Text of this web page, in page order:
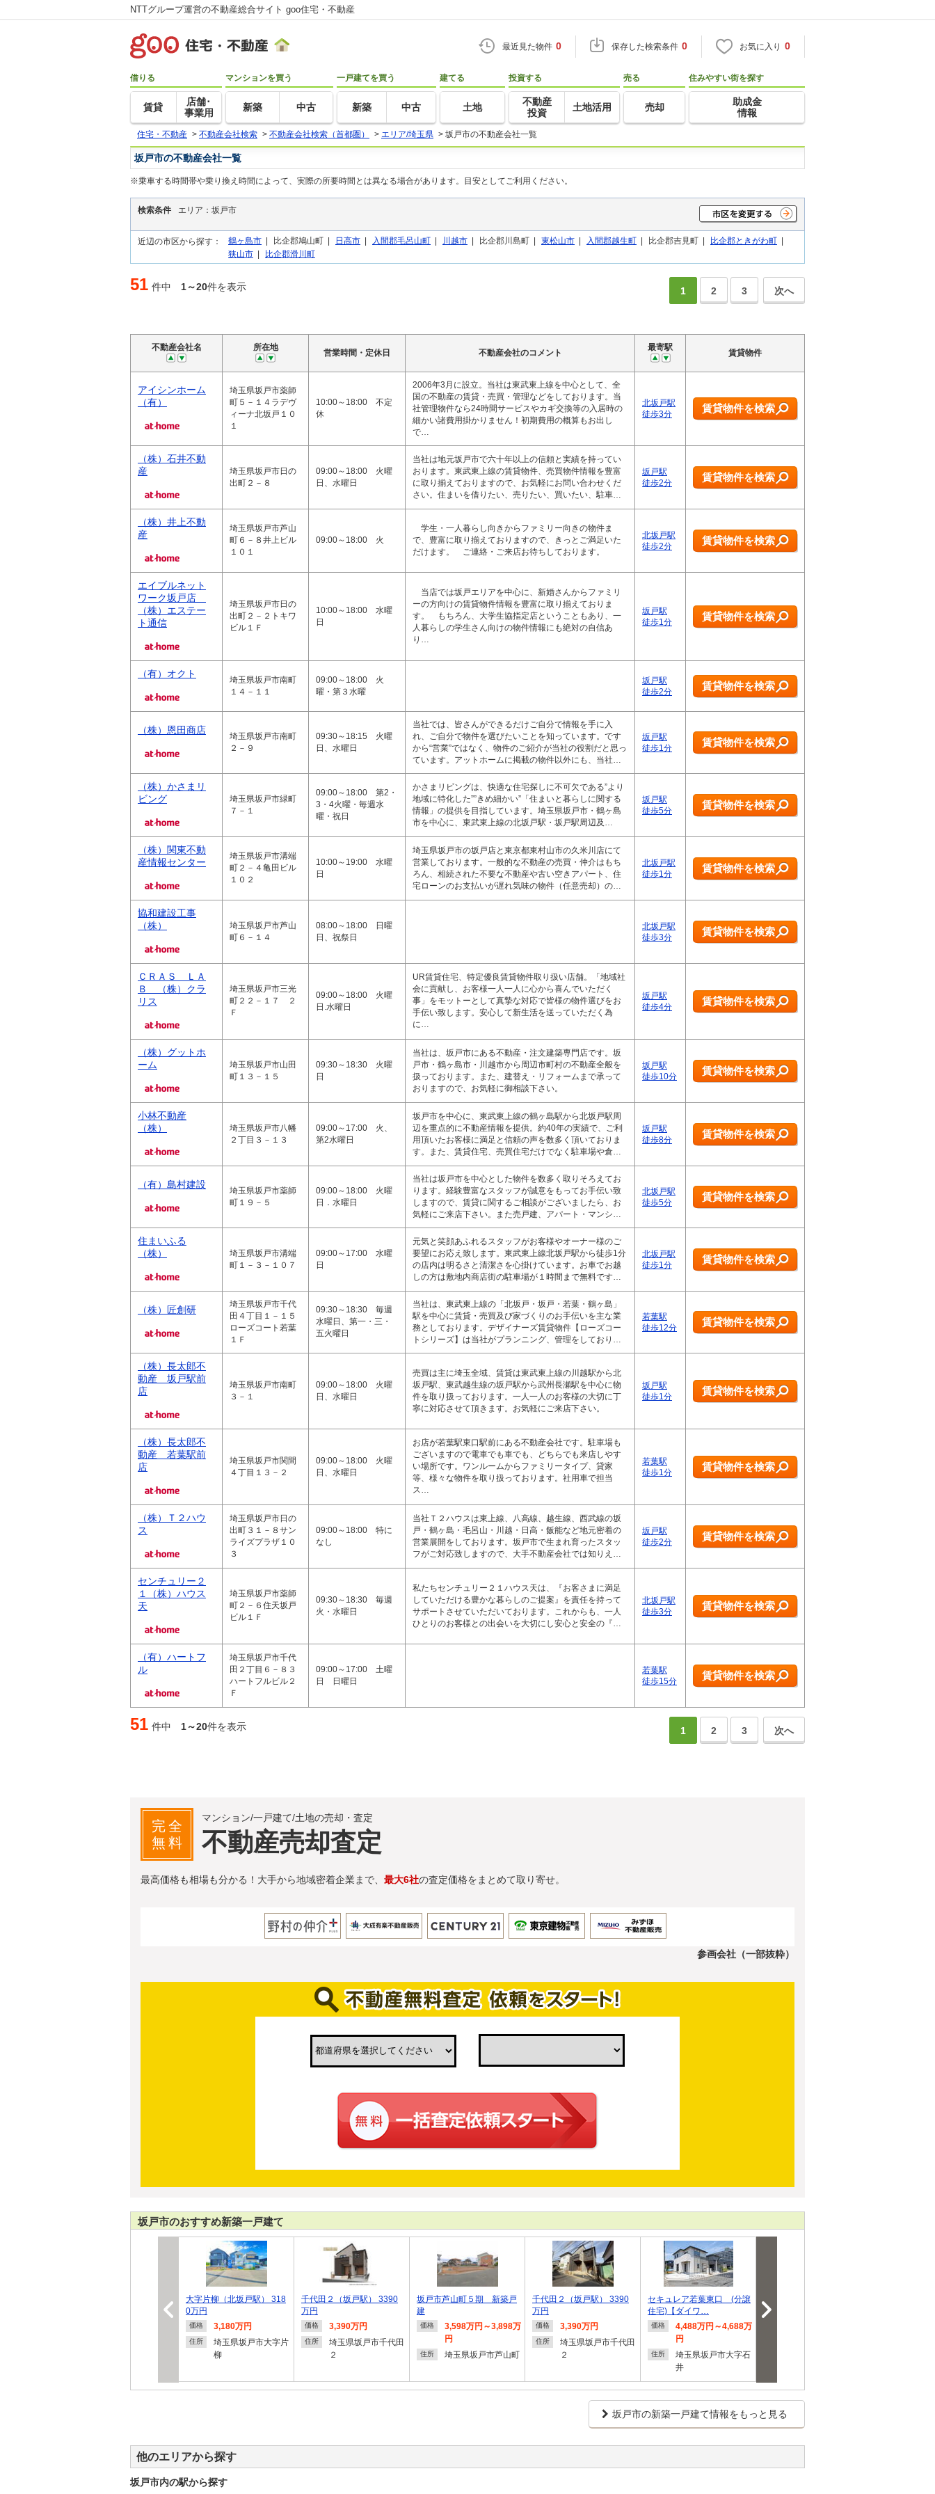
NTTグループ運営の不動産総合サイト goo住宅・不動産
最近見た物件 0 保存した検索条件 0 お気に入り 0
借りる
賃貸
店舗･
事業用
マンションを買う
新築 中古
一戸建てを買う
新築 中古
建てる
土地
投資する
不動産
投資
土地活用
売る
売却
住みやすい街を探す
助成金
情報
住宅・不動産 > 不動産会社検索 > 不動産会社検索（首都圏） > エリア/埼玉県 > 坂戸市の不動産会社一覧
坂戸市の不動産会社一覧
※乗車する時間帯や乗り換え時間によって、実際の所要時間とは異なる場合があります。目安としてご利用ください。
検索条件 エリア：坂戸市
近辺の市区から探す： 鶴ヶ島市 | 比企郡鳩山町 | 日高市 | 入間郡毛呂山町 | 川越市 | 比企郡川島町 | 東松山市 | 入間郡越生町 | 比企郡吉見町 | 比企郡ときがわ町 |
狭山市 | 比企郡滑川町
51 件中 1～20件を表示 1 2 3 次へ
不動産会社名 所在地
営業時間・定休日 不動産会社のコメント
最寄駅
賃貸物件
アイシンホーム
（有）
埼玉県坂戸市薬師
町５－１４ラデヴ
ィーナ北坂戸１０
１
10:00～18:00 不定
休
2006年3月に設立。当社は東武東上線を中心として、全
国の不動産の賃貸・売買・管理などをしております。当
社管理物件なら24時間サービスやカギ交換等の入居時の
細かい諸費用掛かりません！初期費用の概算もお出し
で…
北坂戸駅
徒歩3分
賃貸物件を検索
（株）石井不動
産
埼玉県坂戸市日の
出町２－８
09:00～18:00 火曜
日、水曜日
当社は地元坂戸市で六十年以上の信頼と実績を持ってい
おります。東武東上線の賃貸物件、売買物件情報を豊富
に取り揃えておりますので、お気軽にお問い合わせくだ
さい。住まいを借りたい、売りたい、買いたい、駐車…
坂戸駅
徒歩2分
賃貸物件を検索
（株）井上不動
産
埼玉県坂戸市芦山
町６－８井上ビル
１０１
09:00～18:00 火
学生・一人暮らし向きからファミリー向きの物件ま
で、豊富に取り揃えておりますので、きっとご満足いた
だけます。 ご連絡・ご来店お待ちしております。
北坂戸駅
徒歩2分
賃貸物件を検索
エイブルネット
ワーク坂戸店
（株）エステー
ト通信
埼玉県坂戸市日の
出町２－２トキワ
ビル１Ｆ
10:00～18:00 水曜
日
当店では坂戸エリアを中心に、新婚さんからファミリ
ーの方向けの賃貸物件情報を豊富に取り揃えておりま
す。 もちろん、大学生協指定店ということもあり、一
人暮らしの学生さん向けの物件情報にも絶対の自信あ
り…
坂戸駅
徒歩1分
賃貸物件を検索
（有）オクト
埼玉県坂戸市南町
１４－１１
09:00～18:00 火
曜・第３水曜
坂戸駅
徒歩2分
賃貸物件を検索
（株）恩田商店
埼玉県坂戸市南町
２－９
09:30～18:15 火曜
日、水曜日
当社では、皆さんができるだけご自分で情報を手に入
れ、ご自分で物件を選びたいことを知っています。です
から“営業”ではなく、物件のご紹介が当社の役割だと思っ
ています。アットホームに掲載の物件以外にも、当社…
坂戸駅
徒歩1分
賃貸物件を検索
（株）かさまリ
ビング
埼玉県坂戸市緑町
７－１
09:00～18:00 第2・
3・4火曜・毎週水
曜・祝日
かさまリビングは、快適な住宅探しに不可欠である”より
地域に特化した””きめ細かい”「住まいと暮らしに関する
情報」の提供を目指しています。埼玉県坂戸市・鶴ヶ島
市を中心に、東武東上線の北坂戸駅・坂戸駅周辺及…
坂戸駅
徒歩5分
賃貸物件を検索
（株）関東不動
産情報センター
埼玉県坂戸市溝端
町２－４亀田ビル
１０２
10:00～19:00 水曜
日
埼玉県坂戸市の坂戸店と東京都東村山市の久米川店にて
営業しております。一般的な不動産の売買・仲介はもち
ろん、相続された不要な不動産や古い空きアパート、住
宅ローンのお支払いが遅れ気味の物件（任意売却）の…
北坂戸駅
徒歩1分
賃貸物件を検索
協和建設工事
（株）
埼玉県坂戸市芦山
町６－１４
08:00～18:00 日曜
日、祝祭日
北坂戸駅
徒歩3分
賃貸物件を検索
ＣＲＡＳ ＬＡ
Ｂ （株）クラ
リス
埼玉県坂戸市三光
町２２－１７ ２
Ｆ
09:00～18:00 火曜
日.水曜日
UR賃貸住宅、特定優良賃貸物件取り扱い店舗。「地域社
会に貢献し、お客様一人一人に心から喜んでいただく
事」をモットーとして真摯な対応で皆様の物件選びをお
手伝い致します。安心して新生活を送っていただく為
に…
坂戸駅
徒歩4分
賃貸物件を検索
（株）グットホ
ーム
埼玉県坂戸市山田
町１３－１５
09:30～18:30 火曜
日
当社は、坂戸市にある不動産・注文建築専門店です。坂
戸市・鶴ヶ島市・川越市から周辺市町村の不動産全般を
扱っております。また、建替え・リフォームまで承って
おりますので、お気軽に御相談下さい。
坂戸駅
徒歩10分
賃貸物件を検索
小林不動産
（株）
埼玉県坂戸市八幡
２丁目３－１３
09:00～17:00 火、
第2水曜日
坂戸市を中心に、東武東上線の鶴ヶ島駅から北坂戸駅周
辺を重点的に不動産情報を提供。約40年の実績で、ご利
用頂いたお客様に満足と信頼の声を数多く頂いておりま
す。また、賃貸住宅、売買住宅だけでなく駐車場や倉…
坂戸駅
徒歩8分
賃貸物件を検索
（有）島村建設
埼玉県坂戸市薬師
町１９－５
09:00～18:00 火曜
日．水曜日
当社は坂戸市を中心とした物件を数多く取りそろえてお
ります。経験豊富なスタッフが誠意をもってお手伝い致
しますので、賃貸に関するご相談がございましたら、お
気軽にご来店下さい。また売戸建、アパート・マンシ…
北坂戸駅
徒歩5分
賃貸物件を検索
住まいふる
（株）
埼玉県坂戸市溝端
町１－３－１０７
09:00～17:00 水曜
日
元気と笑顔あふれるスタッフがお客様やオーナー様のご
要望にお応え致します。東武東上線北坂戸駅から徒歩1分
の店内は明るさと清潔さを心掛けています。お車でお越
しの方は敷地内商店街の駐車場が１時間まで無料です…
北坂戸駅
徒歩1分
賃貸物件を検索
（株）匠創研
埼玉県坂戸市千代
田４丁目１－１５
ローズコート若葉
１Ｆ
09:30～18:30 毎週
水曜日、第一・三・
五火曜日
当社は、東武東上線の「北坂戸・坂戸・若葉・鶴ヶ島」
駅を中心に賃貸・売買及び家づくりのお手伝いを主な業
務としております。デザイナーズ賃貸物件【ローズコー
トシリーズ】は当社がプランニング、管理をしており…
若葉駅
徒歩12分
賃貸物件を検索
（株）長太郎不
動産 坂戸駅前
店
埼玉県坂戸市南町
３－１
09:00～18:00 火曜
日、水曜日
売買は主に埼玉全域、賃貸は東武東上線の川越駅から北
坂戸駅、東武越生線の坂戸駅から武州長瀬駅を中心に物
件を取り扱っております。一人一人のお客様の大切に丁
寧に対応させて頂きます。お気軽にご来店下さい。
坂戸駅
徒歩1分
賃貸物件を検索
（株）長太郎不
動産 若葉駅前
店
埼玉県坂戸市関間
４丁目１３－２
09:00～18:00 火曜
日、水曜日
お店が若葉駅東口駅前にある不動産会社です。駐車場も
ございますので電車でも車でも、どちらでも来店しやす
い場所です。ワンルームからファミリータイプ、貸家
等、様々な物件を取り扱っております。社用車で担当
ス…
若葉駅
徒歩1分
賃貸物件を検索
（株）Ｔ２ハウ
ス
埼玉県坂戸市日の
出町３１－８サン
ライズプラザ１０
３
09:00～18:00 特に
なし
当社Ｔ２ハウスは東上線、八高線、越生線、西武線の坂
戸・鶴ヶ島・毛呂山・川越・日高・飯能など地元密着の
営業展開をしております。坂戸市で生まれ育ったスタッ
フがご対応致しますので、大手不動産会社では知りえ…
坂戸駅
徒歩2分
賃貸物件を検索
センチュリー２
１（株）ハウス
天
埼玉県坂戸市薬師
町２－６住天坂戸
ビル１Ｆ
09:30～18:30 毎週
火・水曜日
私たちセンチュリー２１ハウス天は、『お客さまに満足
していただける豊かな暮らしのご提案』を責任を持って
サポートさせていただいております。これからも、一人
ひとりのお客様との出会いを大切にし安心と安全の『…
北坂戸駅
徒歩3分
賃貸物件を検索
（有）ハートフ
ル
埼玉県坂戸市千代
田２丁目６－８３
ハートフルビル２
Ｆ
09:00～17:00 土曜
日 日曜日
若葉駅
徒歩15分
賃貸物件を検索
51 件中 1～20件を表示 1 2 3 次へ
完全
無料
マンション/一戸建て/土地の売却・査定
不動産売却査定
最高価格も相場も分かる！大手から地域密着企業まで、 最大6社の査定価格をまとめて取り寄せ。
参画会社（一部抜粋）
坂戸市のおすすめ新築一戸建て
大字片柳（北坂戸駅） 318
0万円
価格 3,180万円
住所
埼玉県坂戸市大字片
柳
千代田２（坂戸駅） 3390
万円
価格 3,390万円
住所
埼玉県坂戸市千代田
２
坂戸市芦山町５期 新築戸
建
価格
3,598万円～3,898万
円
住所 埼玉県坂戸市芦山町
千代田２（坂戸駅） 3390
万円
価格 3,390万円
住所
埼玉県坂戸市千代田
２
セキュレア若葉東口 (分譲
住宅)【ダイワ…
価格
4,488万円～4,688万
円
住所
埼玉県坂戸市大字石
井
戸建て
坂戸市の新築一戸建て情報をもっと見る
他のエリアから探す
坂戸市内の駅から探す